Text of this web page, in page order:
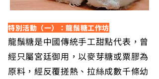
特別活動（一）：龍鬚糖工作坊
龍鬚糖是中國傳統手工甜點代表，曾
經只屬宮廷御用，以麥芽糖或粟膠為
原料，經反覆搓熱、拉絲成數千條幼